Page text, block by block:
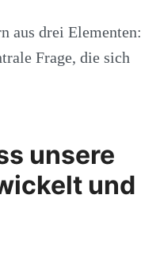
aus drei Elementen:
Frage, die sich
unsere
und